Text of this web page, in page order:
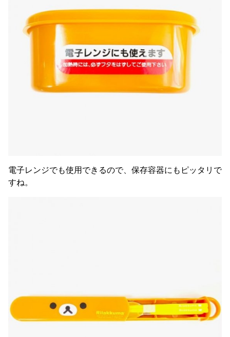
電子レンジでも使用できるので、保存容器にもピッタリで
すね。